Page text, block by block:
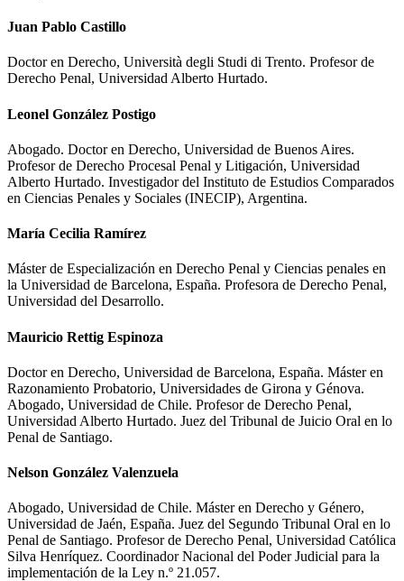
Juan Pablo Castillo
Doctor en Derecho, Università degli Studi di Trento. Profesor de
Derecho Penal, Universidad Alberto Hurtado.
Leonel González Postigo
Abogado. Doctor en Derecho, Universidad de Buenos Aires.
Profesor de Derecho Procesal Penal y Litigación, Universidad
Alberto Hurtado. Investigador del Instituto de Estudios Comparados
en Ciencias Penales y Sociales (INECIP), Argentina.
María Cecilia Ramírez
Máster de Especialización en Derecho Penal y Ciencias penales en
la Universidad de Barcelona, España. Profesora de Derecho Penal,
Universidad del Desarrollo.
Mauricio Rettig Espinoza
Doctor en Derecho, Universidad de Barcelona, España. Máster en
Razonamiento Probatorio, Universidades de Girona y Génova.
Abogado, Universidad de Chile. Profesor de Derecho Penal,
Universidad Alberto Hurtado. Juez del Tribunal de Juicio Oral en lo
Penal de Santiago.
Nelson González Valenzuela
Abogado, Universidad de Chile. Máster en Derecho y Género,
Universidad de Jaén, España. Juez del Segundo Tribunal Oral en lo
Penal de Santiago. Profesor de Derecho Penal, Universidad Católica
Silva Henríquez. Coordinador Nacional del Poder Judicial para la
implementación de la Ley n.º 21.057.